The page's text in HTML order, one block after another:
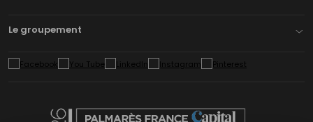
Le groupement